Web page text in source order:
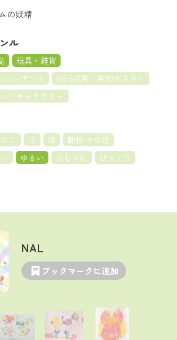
の妖精
ル
玩具・雑貨
コンテンツ
WEB広告・告知ポスター
ドキャラクター
こ 犬 猫
動物 その他
ゆるい おしゃれ
びっくり
NAL
ブックマークに追加